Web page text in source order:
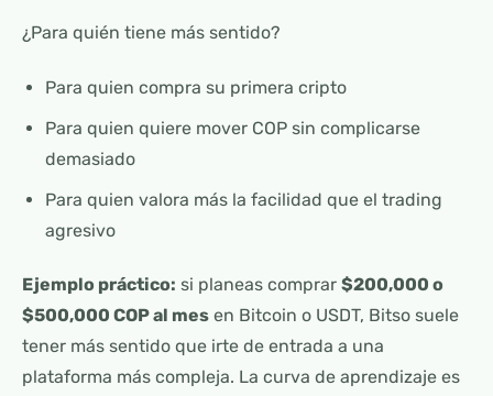
¿Para quién tiene más sentido?
Para quien compra su primera cripto
Para quien quiere mover COP sin complicarse
demasiado
Para quien valora más la facilidad que el trading
agresivo
Ejemplo práctico: si planeas comprar $200,000 o
$500,000 COP al mes en Bitcoin o USDT, Bitso suele
tener más sentido que irte de entrada a una
plataforma más compleja. La curva de aprendizaje es